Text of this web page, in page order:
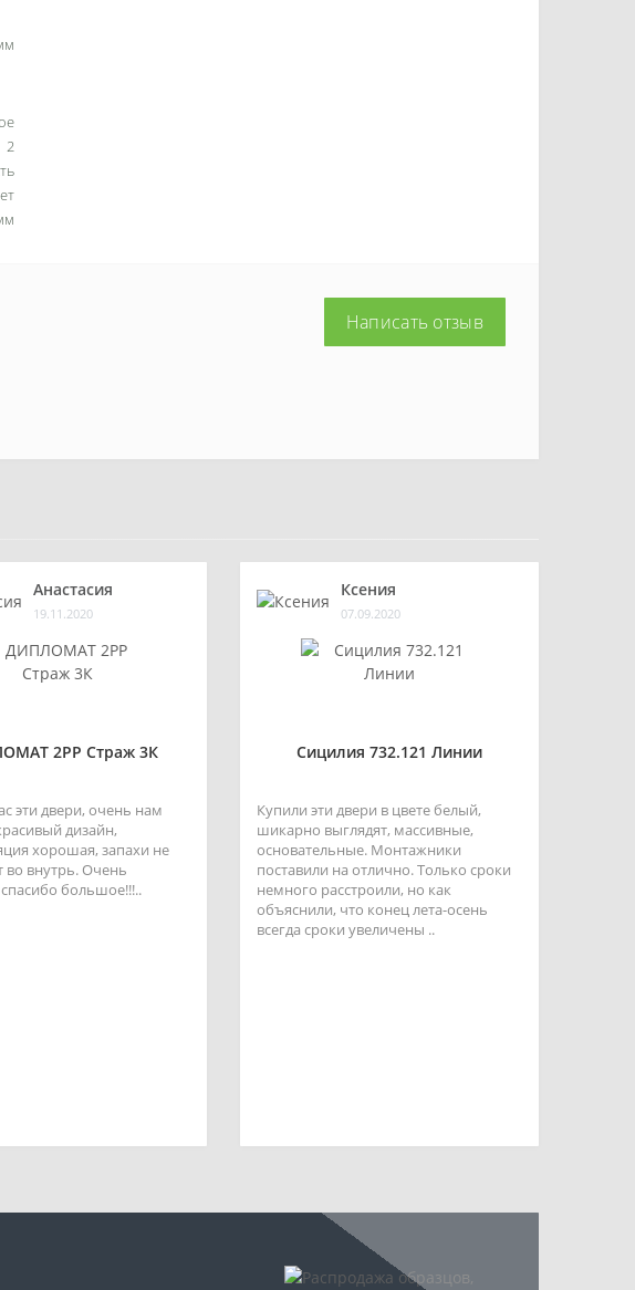
2
Написать отзыв
Анастасия
19.11.2020
2РР Страж 3К
эти двери, очень нам
дизайн,
хорошая, запахи не
во внутрь. Очень
большое!!!..
Ксения
07.09.2020
Сицилия 732.121 Линии
Купили эти двери в цвете белый,
шикарно выглядят, массивные,
основательные. Монтажники
поставили на отлично. Только сроки
немного расстроили, но как
объяснили, что конец лета-осень
всегда сроки увеличены ..